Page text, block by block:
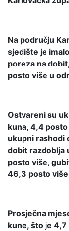
Na području
sjedište je
poreza na
posto više u
Ostvareni su
kuna, 4,4
ukupni rashodi
dobit razdoblja
posto više,
46,3 posto
Prosječna
kune, što je